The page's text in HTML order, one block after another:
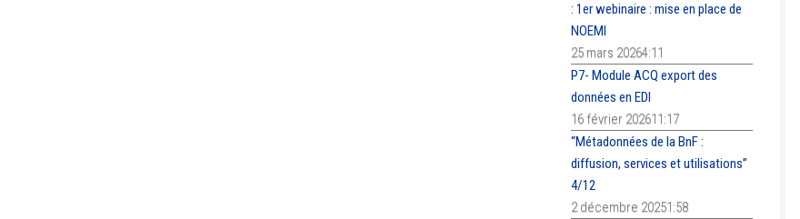
: 1er webinaire : mise en place de
NOEMI
25 mars 20264:11
P7- Module ACQ export des
données en EDI
16 février 202611:17
“Métadonnées de la BnF :
diffusion, services et utilisations”
4/12
2 décembre 20251:58